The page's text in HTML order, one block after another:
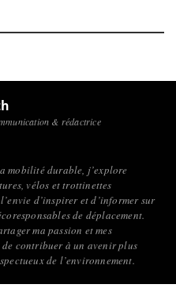
& rédactrice
mobilité durable, j’explore
vélos et trottinettes
d’inspirer et d’informer sur
de déplacement.
ma passion et mes
contribuer à un avenir plus
de l’environnement.